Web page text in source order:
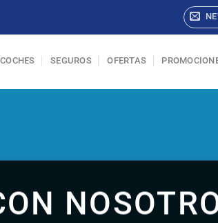
SEGUROS OFERTAS